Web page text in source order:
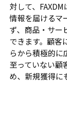
対して、
情報を届けるマ
ず、商品・サー
できます。顧客
らから積極的に
至っていない顧
め、新規獲得に